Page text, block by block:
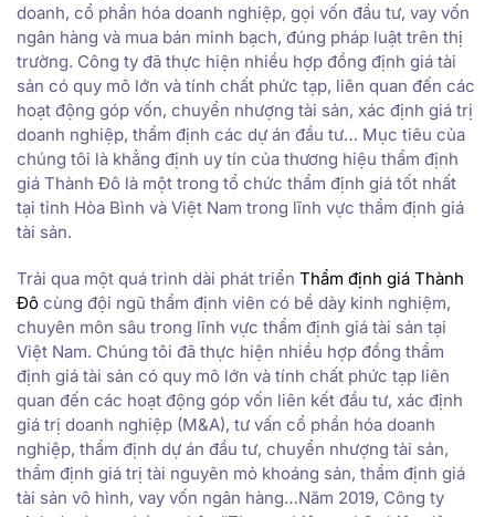
doanh, cổ phần hóa doanh nghiệp, gọi vốn đầu tư, vay vốn
ngân hàng và mua bán minh bạch, đúng pháp luật trên thị
trường. Công ty đã thực hiện nhiều hợp đồng định giá tài
sản có quy mô lớn và tính chất phức tạp, liên quan đến các
hoạt động góp vốn, chuyển nhượng tài sản, xác định giá trị
doanh nghiệp, thẩm định các dự án đầu tư… Mục tiêu của
chúng tôi là khẳng định uy tín của thương hiệu thẩm định
giá Thành Đô là một trong tổ chức thẩm định giá tốt nhất
tại tỉnh Hòa Bình và Việt Nam trong lĩnh vực thẩm định giá
tài sản.
Trải qua một quá trình dài phát triển Thẩm định giá Thành
Đô cùng đội ngũ thẩm định viên có bề dày kinh nghiệm,
chuyên môn sâu trong lĩnh vực thẩm định giá tài sản tại
Việt Nam. Chúng tôi đã thực hiện nhiều hợp đồng thẩm
định giá tài sản có quy mô lớn và tính chất phức tạp liên
quan đến các hoạt động góp vốn liên kết đầu tư, xác định
giá trị doanh nghiệp (M&A), tư vấn cổ phần hóa doanh
nghiệp, thẩm định dự án đầu tư, chuyển nhượng tài sản,
thẩm định giá trị tài nguyên mỏ khoáng sản, thẩm định giá
tài sản vô hình, vay vốn ngân hàng…Năm 2019, Công ty